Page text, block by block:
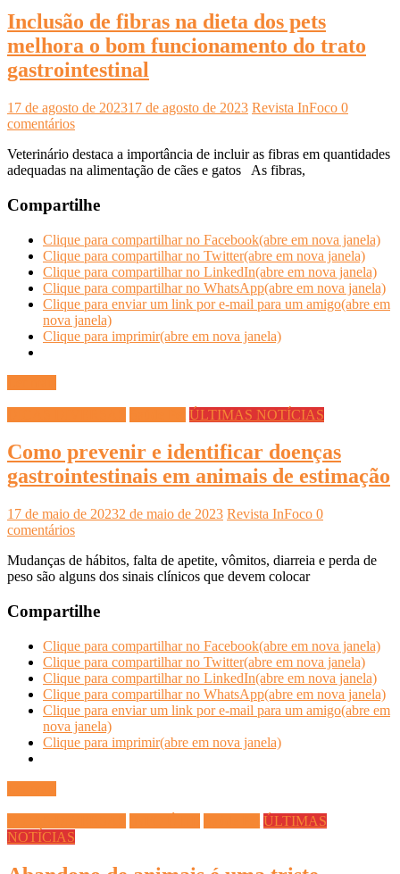
Inclusão de fibras na dieta dos pets
melhora o bom funcionamento do trato
gastrointestinal
17 de agosto de 202317 de agosto de 2023 Revista InFoco 0
comentários
Veterinário destaca a importância de incluir as fibras em quantidades
adequadas na alimentação de cães e gatos As fibras,
Compartilhe
Clique para compartilhar no Facebook(abre em nova janela)
Clique para compartilhar no Twitter(abre em nova janela)
Clique para compartilhar no LinkedIn(abre em nova janela)
Clique para compartilhar no WhatsApp(abre em nova janela)
Clique para enviar um link por e-mail para um amigo(abre em
nova janela)
Clique para imprimir(abre em nova janela)
ÚLTIMAS NOTÍCIAS
Como prevenir e identificar doenças
gastrointestinais em animais de estimação
17 de maio de 20232 de maio de 2023 Revista InFoco 0
comentários
Mudanças de hábitos, falta de apetite, vômitos, diarreia e perda de
peso são alguns dos sinais clínicos que devem colocar
Compartilhe
Clique para compartilhar no Facebook(abre em nova janela)
Clique para compartilhar no Twitter(abre em nova janela)
Clique para compartilhar no LinkedIn(abre em nova janela)
Clique para compartilhar no WhatsApp(abre em nova janela)
Clique para enviar um link por e-mail para um amigo(abre em
nova janela)
Clique para imprimir(abre em nova janela)
ÚLTIMAS
NOTÍCIAS